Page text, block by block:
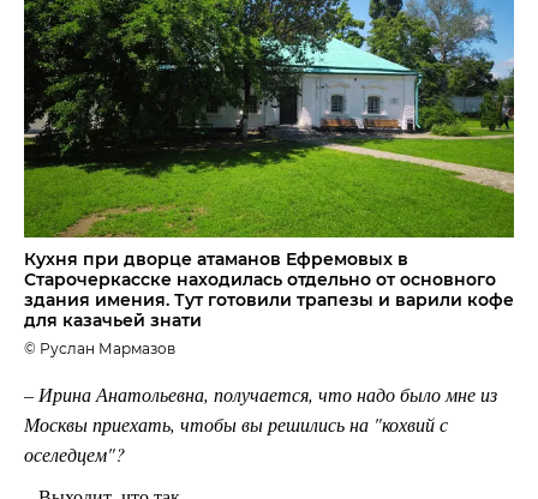
Кухня при дворце атаманов Ефремовых в
Старочеркасске находилась отдельно от основного
здания имения. Тут готовили трапезы и варили кофе
для казачьей знати
© Руслан Мармазов
– Ирина Анатольевна, получается, что надо было мне из
Москвы приехать, чтобы вы решились на "кохвий с
оселедцем"?